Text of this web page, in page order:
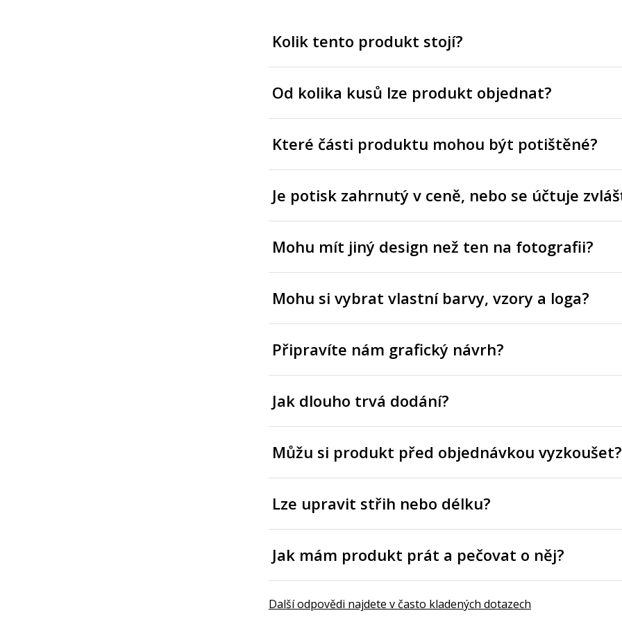
Kolik tento produkt stojí?
Od kolika kusů lze produkt objednat?
Které části produktu mohou být potištěné?
Je potisk zahrnutý v ceně, nebo se účtuje
Mohu mít jiný design než ten na fotografii?
Mohu si vybrat vlastní barvy, vzory a loga?
Připravíte nám grafický návrh?
Jak dlouho trvá dodání?
Můžu si produkt před objednávkou vyzkoušet?
Lze upravit střih nebo délku?
Jak mám produkt prát a pečovat o něj?
Další odpovědi najdete v často kladených dotazech